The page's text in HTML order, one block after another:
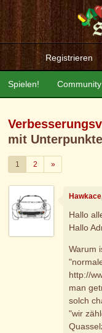
Registrieren
Community
Spielen!
mit
1 2 »Weiter
Hawkace
Hallo
Hallo
Warum
http://
man
solch
"wir